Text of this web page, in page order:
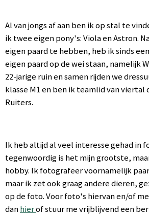
Al van jongs af aan ben ik op stal te
ik twee eigen pony's: Viola en Astron.
eigen paard te hebben, heb ik sinds
eigen paard op de wei staan, namelijk
22-jarige ruin en samen rijden we
klasse M1 en ben ik teamlid van viertal
Ruiters.
Ik heb altijd al veel interesse gehad in
tegenwoordig is het mijn grootste,
hobby. Ik fotografeer voornamelijk
maar ik zet ook graag andere dieren,
op de foto. Voor foto's hiervan en/of
danhierof stuur me vrijblijvend een